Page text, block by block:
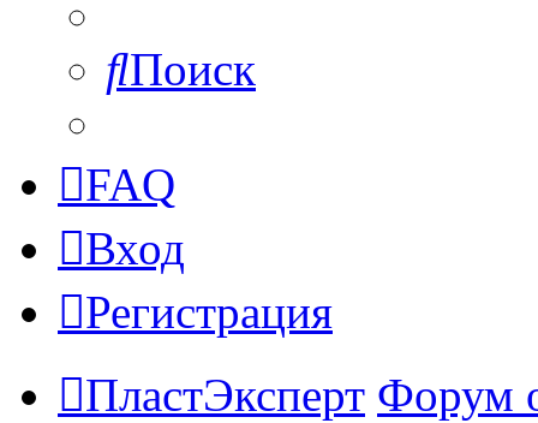
Поиск
FAQ
Вход
Регистрация
ПластЭксперт Форум